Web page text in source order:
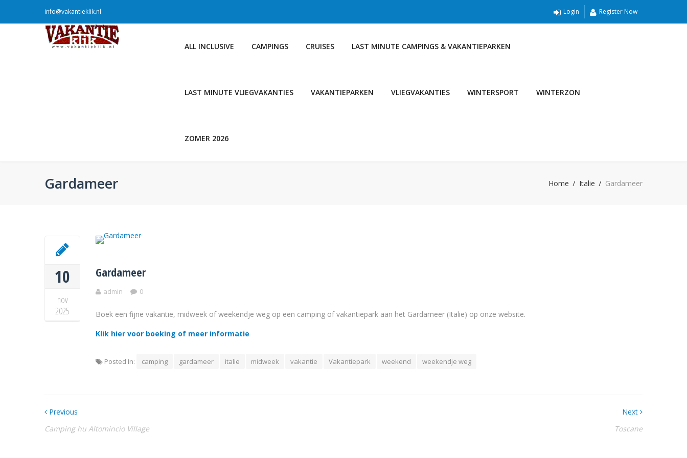
info@vakantieklik.nl Login Register Now
ALL INCLUSIVE CAMPINGS CRUISES LAST MINUTE CAMPINGS & VAKANTIEPARKEN
LAST MINUTE VLIEGVAKANTIES VAKANTIEPARKEN VLIEGVAKANTIES WINTERSPORT WINTERZON
ZOMER 2026
Gardameer Home Italie Gardameer
10
nov
2025
Gardameer
admin 0
Boek een fijne vakantie, midweek of weekendje weg op een camping of vakantiepark aan het Gardameer (Italie) op onze website.
Klik hier voor boeking of meer informatie
Posted In: camping gardameer italie midweek vakantie Vakantiepark weekend weekendje weg
Previous
Camping hu Altomincio Village
Next
Toscane